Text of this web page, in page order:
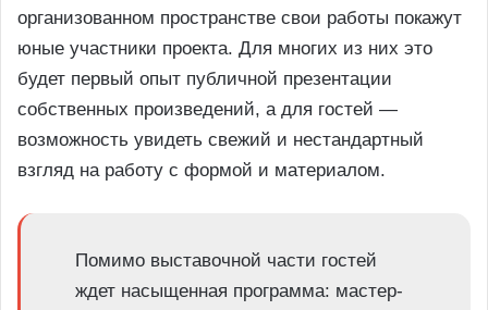
организованном пространстве свои работы покажут
юные участники проекта. Для многих из них это
будет первый опыт публичной презентации
собственных произведений, а для гостей —
возможность увидеть свежий и нестандартный
взгляд на работу с формой и материалом.
Помимо выставочной части гостей
ждет насыщенная программа: мастер-